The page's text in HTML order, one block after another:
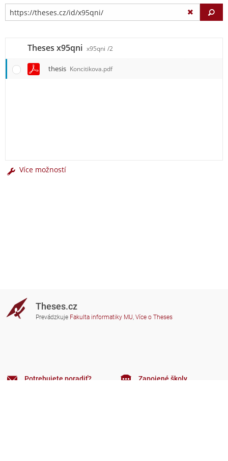
Theses x95qni x95qni /2
thesis Koncitikova.pdf
Více možností
Theses.cz
Prevádzkuje Fakulta informatiky MU, Více o Theses
Potrebujete poradiť? Zapojené školy